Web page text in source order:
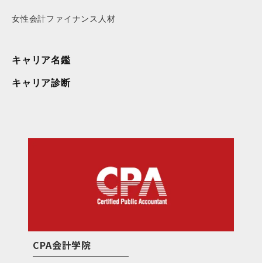
女性会計ファイナンス人材
キャリア名鑑
キャリア診断
CPA会計学院